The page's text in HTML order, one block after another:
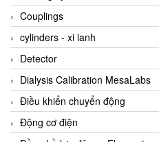
Alphino
ALRE-IT Vietnam
Altech
Amarillo Gear
Ametek
AMPTRON Vietnam
Couplings
cylinders - xi lanh
Detector
Dialysis Calibration MesaLabs
Điều khiển chuyển động
Động cơ điện